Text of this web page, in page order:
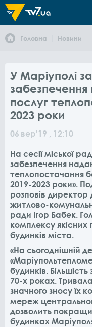
Головна Новини
У Маріуполі
забезпечення
послуг
2023 роки
06 вер'19 , 12:10
На сесії міської
забезпечення
теплопостачання
2019-2023 роки».
розповів
житлово-
ради Ігор Бабек.
комплексу
будинків міста.
«На сьогоднішній
будинків.
70-х роках.
значного зносу їх
мереж
дозволить
будинках